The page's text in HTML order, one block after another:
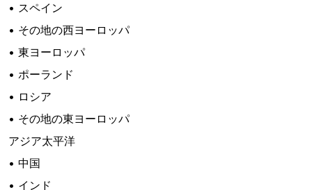
• スペイン
• その地の西ヨーロッパ
• 東ヨーロッパ
• ポーランド
• ロシア
• その地の東ヨーロッパ
アジア太平洋
• 中国
• インド